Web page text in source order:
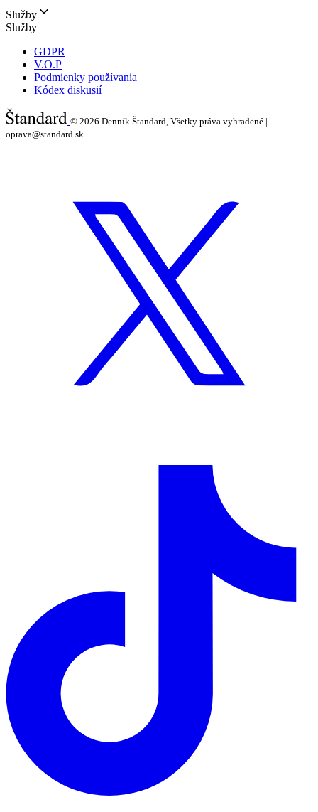
Služby
Služby
GDPR
V.O.P
Podmienky používania
Kódex diskusií
© 2026 Denník Štandard, Všetky práva vyhradené |
oprava@standard.sk